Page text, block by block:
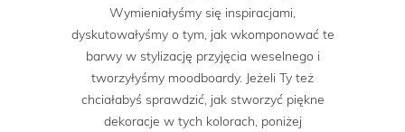
Wymieniałyśmy się inspiracjami,
dyskutowałyśmy o tym, jak wkomponować te
barwy w stylizację przyjęcia weselnego i
tworzyłyśmy moodboardy. Jeżeli Ty też
chciałabyś sprawdzić, jak stworzyć piękne
dekoracje w tych kolorach, poniżej